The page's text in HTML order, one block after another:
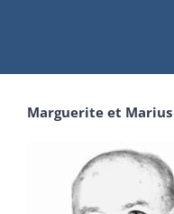
Marguerite et Marius